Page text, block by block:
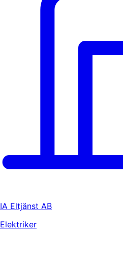
IA Eltjänst AB
Elektriker